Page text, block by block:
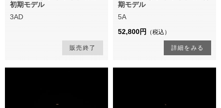
初期モデル
3AD
販売終了
期モデル
5A
52,800円
（税込）
詳細をみる